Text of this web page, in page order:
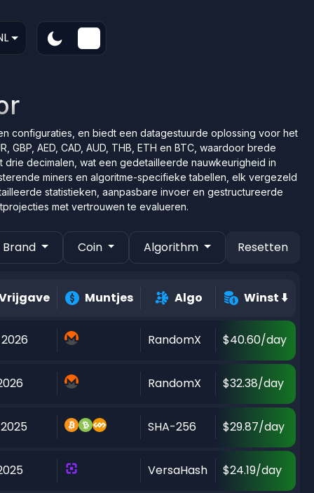
configuraties, en biedt een datagestuurde oplossing voor het
AED, CAD, AUD, THB, ETH en BTC, waardoor brede
decimalen, wat een gedetailleerde nauwkeurigheid in
miners en algoritme-specifieke tabellen, elk vergezeld
statistieken, aanpasbare invoer en gestructureerde
met vertrouwen te evalueren.
Brand Coin Algorithm Resetten
Muntjes Algo Winst ⬇️
RandomX $40.60/day
RandomX $32.38/day
SHA-256 $29.87/day
VersaHash $24.19/day